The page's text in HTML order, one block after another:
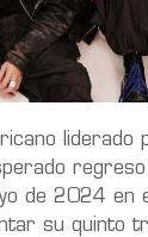
liderado
de 2024 en
su quinto